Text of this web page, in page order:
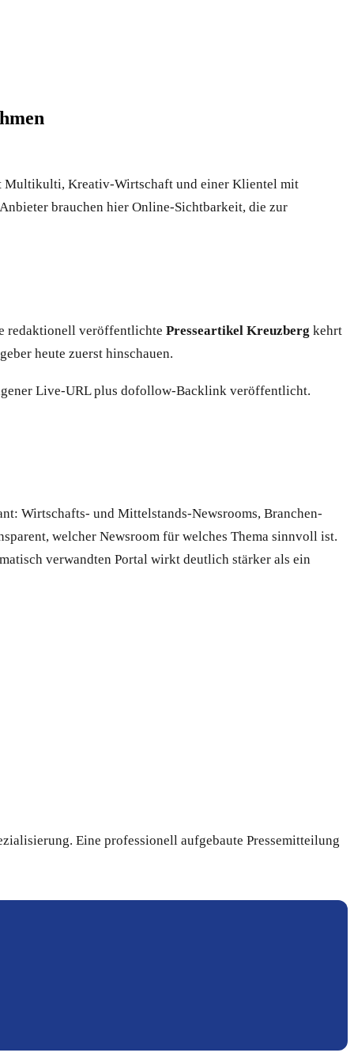
Multikulti, Kreativ-Wirtschaft und einer Klientel mit
brauchen hier Online-Sichtbarkeit, die zur
redaktionell veröffentlichte Presseartikel Kreuzberg kehrt
heute zuerst hinschauen.
Live-URL plus dofollow-Backlink veröffentlicht.
Wirtschafts- und Mittelstands-Newsrooms, Branchen-
welcher Newsroom für welches Thema sinnvoll ist.
verwandten Portal wirkt deutlich stärker als ein
Eine professionell aufgebaute Pressemitteilung